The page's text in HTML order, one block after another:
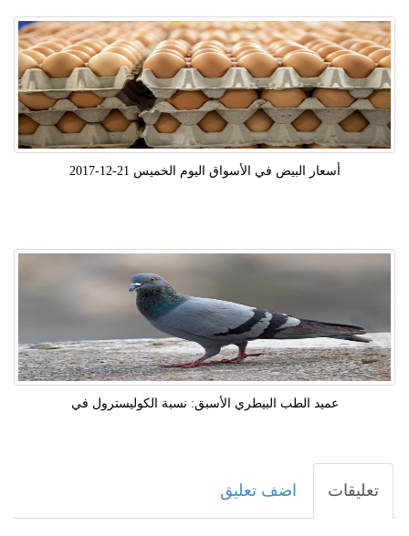
أسعار البيض في الأسواق اليوم الخميس 21-12-2017
عميد الطب البيطري الأسبق: نسبة الكوليسترول في
تعليقات اضف تعليق